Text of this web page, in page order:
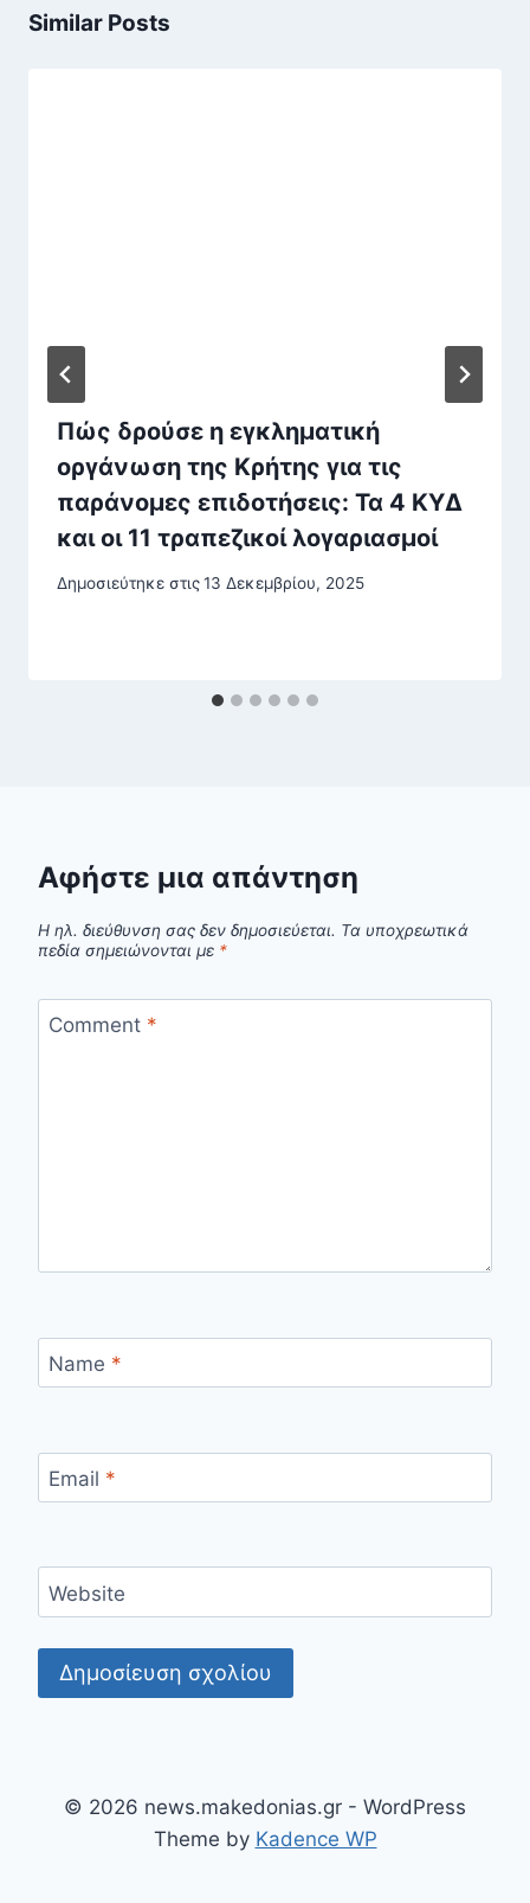
Similar Posts
Πώς δρούσε η εγκληματική
οργάνωση της Κρήτης για τις
παράνομες επιδοτήσεις: Τα 4 ΚΥΔ
και οι 11 τραπεζικοί λογαριασμοί
Δημοσιεύτηκε στις13 Δεκεμβρίου, 2025
Αφήστε μια απάντηση
Η ηλ. διεύθυνση σας δεν δημοσιεύεται. Τα υποχρεωτικά
πεδία σημειώνονται με *
Comment *
Name *
Email *
Website
© 2026 news.makedonias.gr - WordPress
Theme by Kadence WP